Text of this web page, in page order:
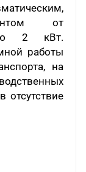
от
2 кВт.
на